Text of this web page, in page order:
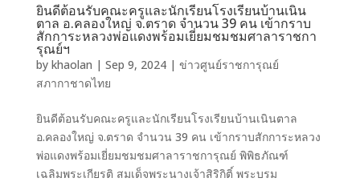
ยินดีต้อนรับคณะครูและนักเรียนโรงเรียนบ้านเนิน
ตาล อ.คลองใหญ่ จ.ตราด จำนวน 39 คน เข้ากราบ
สักการะหลวงพ่อแดงพร้อมเยี่ยมชมชมศาลาราชกา
รุณย์ฯ
by khaolan | Sep 9, 2024| ข่าวศูนย์ราชการุณย์
สภากาชาดไทย
ยินดีต้อนรับคณะครูและนักเรียนโรงเรียนบ้านเนินตาล
อ.คลองใหญ่ จ.ตราด จำนวน 39 คน เข้ากราบสักการะหลวง
พ่อแดงพร้อมเยี่ยมชมชมศาลาราชการุณย์ พิพิธภัณฑ์
เฉลิมพระเกียรติ สมเด็จพระนางเจ้าสิริกิติ์ พระบรม